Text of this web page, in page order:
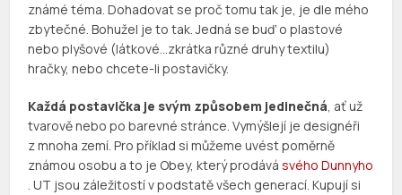
známé téma. Dohadovat se proč tomu tak je, je dle mého
zbytečné. Bohužel je to tak. Jedná se buď o plastové
nebo plyšové (látkové…zkrátka různé druhy textilu)
hračky, nebo chcete-li postavičky.
Každá postavička je svým způsobem jedinečná, ať už
tvarově nebo po barevné stránce. Vymýšlejí je designéři
z mnoha zemí. Pro příklad si můžeme uvést poměrně
známou osobu a to je Obey, který prodávásvého Dunnyho
. UT jsou záležitostí v podstatě všech generací. Kupují si